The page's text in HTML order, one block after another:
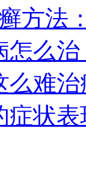
方法
怎么
么难
状